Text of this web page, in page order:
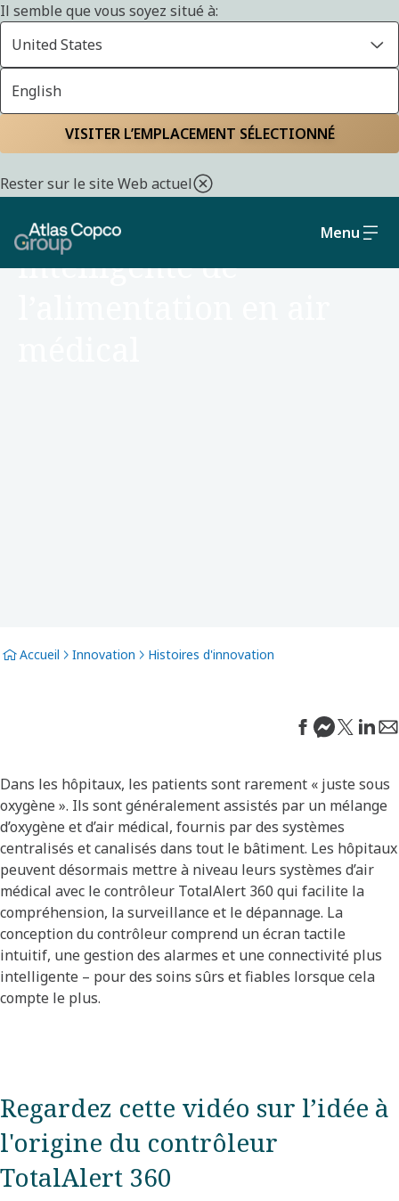
Il semble que vous soyez situé à:
United States
English
VISITER L’EMPLACEMENT SÉLECTIONNÉ
Rester sur le site Web actuel
Menu
MARCH 24, 2026
HISTOIRE D’INNOVATION
Une approche plus
intelligente de
Accueil Innovation Histoires d'innovation
Dans les hôpitaux, les patients sont rarement « juste sous
oxygène ». Ils sont généralement assistés par un mélange
d’oxygène et d’air médical, fournis par des systèmes
centralisés et canalisés dans tout le bâtiment. Les hôpitaux
peuvent désormais mettre à niveau leurs systèmes d’air
médical avec le contrôleur TotalAlert 360 qui facilite la
compréhension, la surveillance et le dépannage. La
conception du contrôleur comprend un écran tactile
intuitif, une gestion des alarmes et une connectivité plus
intelligente – pour des soins sûrs et fiables lorsque cela
compte le plus.
Regardez cette vidéo sur l’idée à
l'origine du contrôleur
TotalAlert 360